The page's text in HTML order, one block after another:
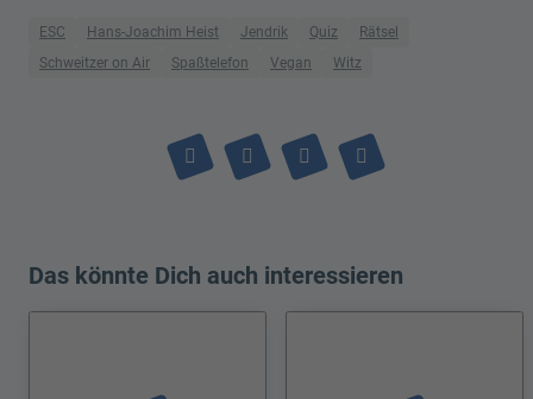
ESC Hans-Joachim Heist Jendrik Quiz
Rätsel
Schweitzer on Air
Spaßtelefon Vegan Witz
Das könnte Dich auch interessieren